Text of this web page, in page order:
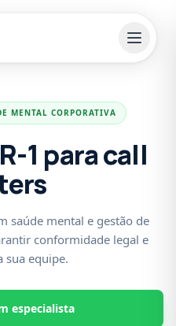
MENTAL CORPORATIVA
1 para call
saúde mental e gestão de
conformidade legal e
sua equipe.
especialista